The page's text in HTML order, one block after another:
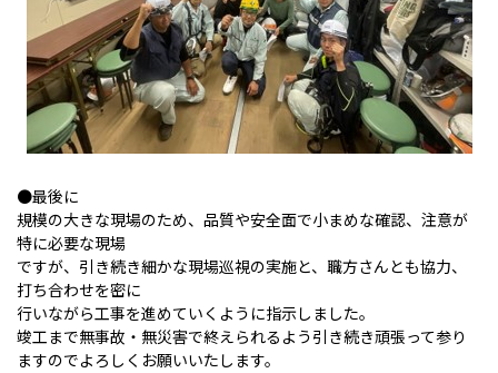
●最後に
規模の大きな現場のため、品質や安全面で小まめな確認、注意が
特に必要な現場
ですが、引き続き細かな現場巡視の実施と、職方さんとも協力、
打ち合わせを密に
行いながら工事を進めていくように指示しました。
竣工まで無事故・無災害で終えられるよう引き続き頑張って参り
ますのでよろしくお願いいたします。